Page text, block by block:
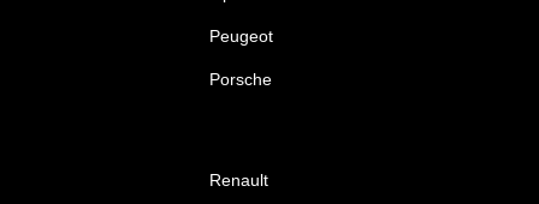
Peugeot
Porsche
Renault